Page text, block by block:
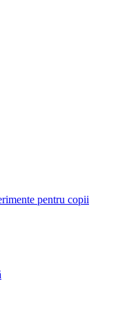
pentru copii